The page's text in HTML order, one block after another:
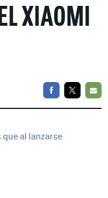
XIAOMI
FACEBOOKTWITTER
que al lanzarse